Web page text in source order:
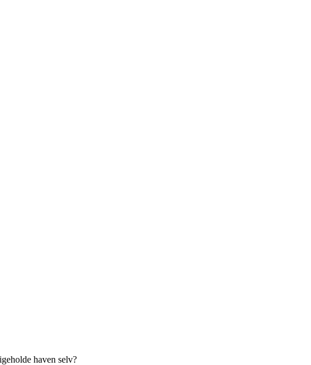
haven selv?